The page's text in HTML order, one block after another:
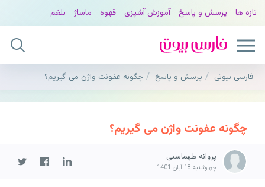
تازه ها پرسش و پاسخ آموزش آشپزی قهوه ماساژ بلغم
فارسی بیوتی پرسش و پاسخ چگونه عفونت واژن می گیریم؟
چگونه عفونت واژن می گیریم؟
پروانه طهماسبی
چهارشنبه 18 آبان 1401